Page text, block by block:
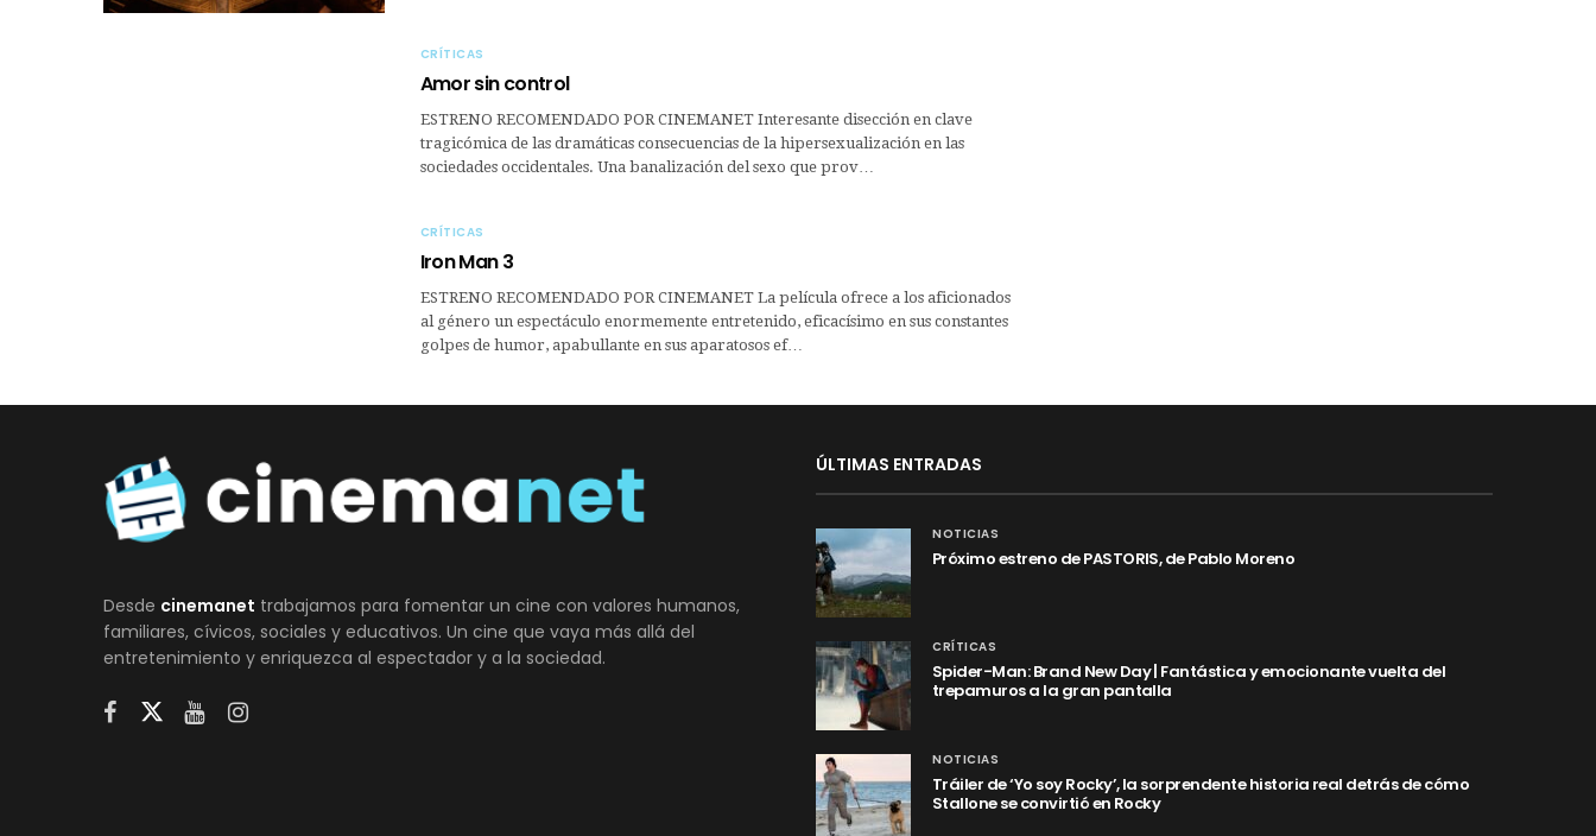
CRÍTICAS
Amor sin control
ESTRENO RECOMENDADO POR CINEMANET Interesante disección en clave
tragicómica de las dramáticas consecuencias de la hipersexualización en las
sociedades occidentales. Una banalización del sexo que prov…
CRÍTICAS
Iron Man 3
ESTRENO RECOMENDADO POR CINEMANET La película ofrece a los aficionados
al género un espectáculo enormemente entretenido, eficacísimo en sus constantes
golpes de humor, apabullante en sus aparatosos ef…
Desde cinemanet trabajamos para fomentar un cine con valores humanos,
familiares, cívicos, sociales y educativos. Un cine que vaya más allá del
entretenimiento y enriquezca al espectador y a la sociedad.
ÚLTIMAS ENTRADAS
NOTICIAS
Próximo estreno de PASTORIS, de Pablo Moreno
CRÍTICAS
Spider-Man: Brand New Day | Fantástica y emocionante vuelta del
trepamuros a la gran pantalla
NOTICIAS
Tráiler de ‘Yo soy Rocky’, la sorprendente historia real detrás de cómo
Stallone se convirtió en Rocky